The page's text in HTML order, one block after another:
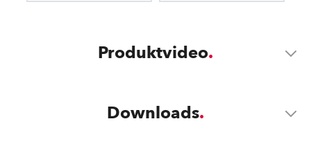
Produktvideo
Downloads